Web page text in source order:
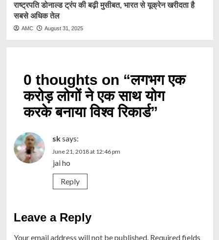
राष्ट्रप​ति डोनाल्ड ट्रंप की बढ़ी मुसीबत, भारत से यूक्रेन खरीदता है
सबसे अधिक तेल
AMC August 31, 2025
0 thoughts on “लगभग एक
करोड़ लोगों ने एक साथ योग
करके बनाया विश्व रिकार्ड”
sksays:
June 21, 2018 at 12:46 pm
jai ho
Reply
Leave a Reply
Your email address will not be published. Required fields